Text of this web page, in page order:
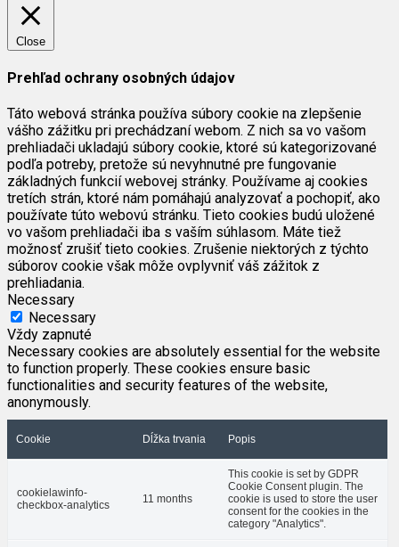
Close
Prehľad ochrany osobných údajov
Táto webová stránka používa súbory cookie na zlepšenie
vášho zážitku pri prechádzaní webom. Z nich sa vo vašom
prehliadači ukladajú súbory cookie, ktoré sú kategorizované
podľa potreby, pretože sú nevyhnutné pre fungovanie
základných funkcií webovej stránky. Používame aj cookies
tretích strán, ktoré nám pomáhajú analyzovať a pochopiť, ako
používate túto webovú stránku. Tieto cookies budú uložené
vo vašom prehliadači iba s vaším súhlasom. Máte tiež
možnosť zrušiť tieto cookies. Zrušenie niektorých z týchto
súborov cookie však môže ovplyvniť váš zážitok z
prehliadania.
Necessary
Necessary
Vždy zapnuté
Necessary cookies are absolutely essential for the website
to function properly. These cookies ensure basic
functionalities and security features of the website,
anonymously.
Cookie Dĺžka trvania Popis
cookielawinfo-
checkbox-analytics
11 months
This cookie is set by GDPR
Cookie Consent plugin. The
cookie is used to store the user
consent for the cookies in the
category "Analytics".